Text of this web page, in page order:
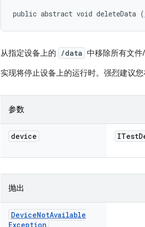
public abstract void deleteData (
从指定设备上的 /data 中移除所有文件
实现将停止设备上的运行时。强烈建议您
参数
device ITest
抛出
DeviceNotAvailable
Exception